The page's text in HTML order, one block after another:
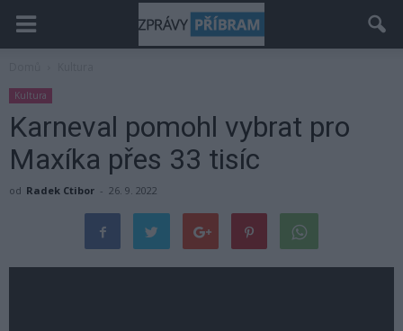
Kultura
Karneval pomohl vybrat pro
Maxíka přes 33 tisíc
od Radek Ctibor - 26. 9. 2022